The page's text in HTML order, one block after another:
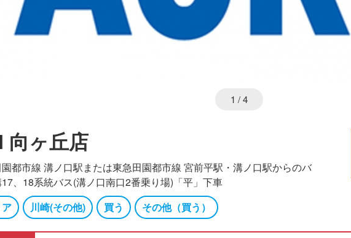
1 / 4
向ヶ丘店
都市線 溝ノ口駅または東急田園都市線 宮前平駅・溝ノ口駅からのバ
、18系統バス(溝ノ口南口2番乗り場)「平」下車
川崎(その他) 買う その他（買う）